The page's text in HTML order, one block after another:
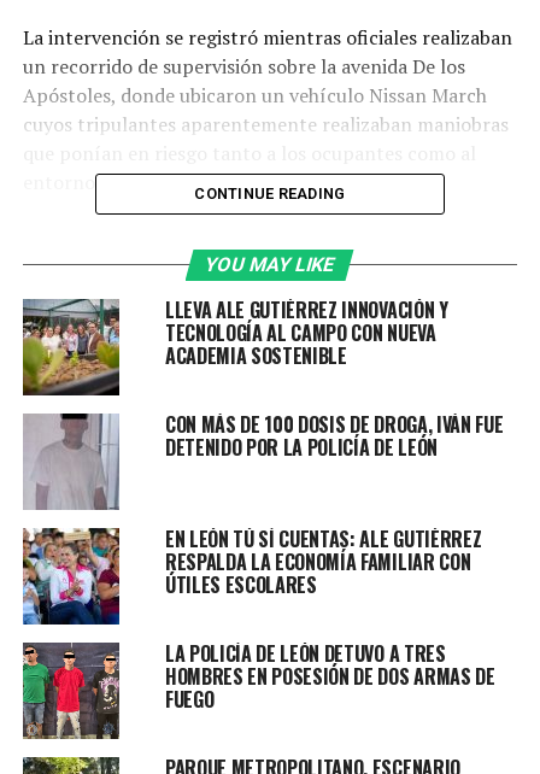
La intervención se registró mientras oficiales realizaban
un recorrido de supervisión sobre la avenida De los
Apóstoles, donde ubicaron un vehículo Nissan March
cuyos tripulantes aparentemente realizaban maniobras
entorno.
comandos sonoros solicitaron al conductor detener la
marcha; sin embargo, al percatarse de la presencia
policial, aceleró, iniciándose una breve persecución que
concluyó a la altura de la calle Doctrina Cristiana.
Al acercarse al vehículo, oficiales observaron a tres
hombres y una mujer, por lo que se les indicó descender
para realizar una inspección conforme a protocolo.
Durante la revisión, al interior se localizó un arma de
fuego corta tipo escuadra con un cargador abastecido
con nueve cartuchos útiles.
Por estos hechos fueron detenidos:
• Cristóbal “N”, originario de Michoacán
• Joseph “N”, originario de Michoacán
• Andrés “N”
• Ana Karen “N”
CONTINUE READING
YOU MAY LIKE
LLEVA ALE GUTIÉRREZ INNOVACIÓN Y
TECNOLOGÍA AL CAMPO CON NUEVA
ACADEMIA SOSTENIBLE
CON MÁS DE 100 DOSIS DE DROGA, IVÁN FUE
DETENIDO POR LA POLICÍA DE LEÓN
EN LEÓN TÚ SÍ CUENTAS: ALE GUTIÉRREZ
RESPALDA LA ECONOMÍA FAMILIAR CON
ÚTILES ESCOLARES
LA POLICÍA DE LEÓN DETUVO A TRES
HOMBRES EN POSESIÓN DE DOS ARMAS DE
FUEGO